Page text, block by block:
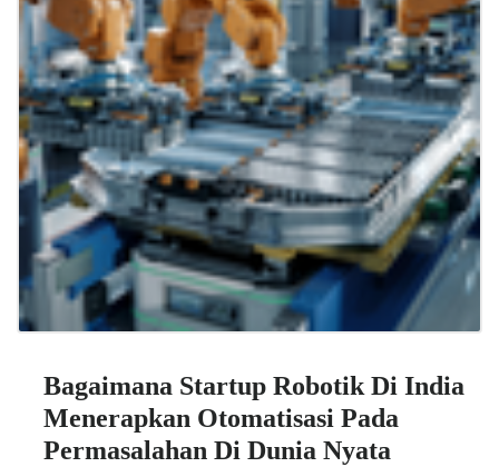
Bagaimana Startup Robotik Di India
Menerapkan Otomatisasi Pada
Permasalahan Di Dunia Nyata